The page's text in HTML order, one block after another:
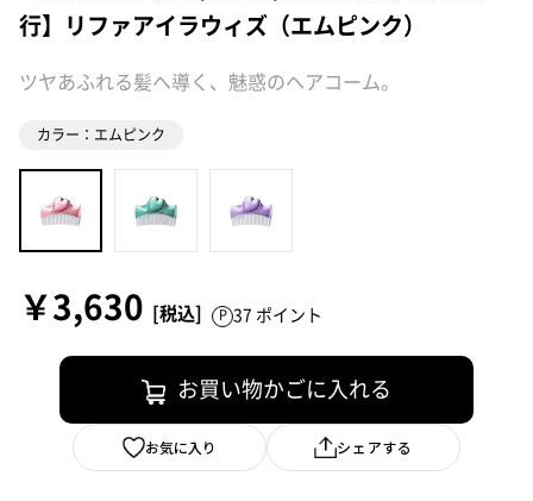
行】リファアイラウィズ（エムピンク）
ツヤあふれる髪へ導く、魅惑のヘアコーム。
カラー：エムピンク
￥3,630 37 ポイント
お買い物かごに入れる
お気に入り シェアする